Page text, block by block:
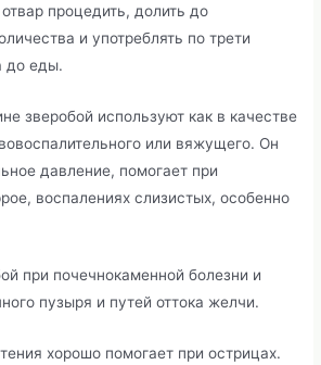
процедить, долить до
и употреблять по трети
до еды.
зверобой используют как в качестве
или вяжущего. Он
давление, помогает при
воспалениях слизистых, особенно
при почечнокаменной болезни и
пузыря и путей оттока желчи.
хорошо помогает при острицах.